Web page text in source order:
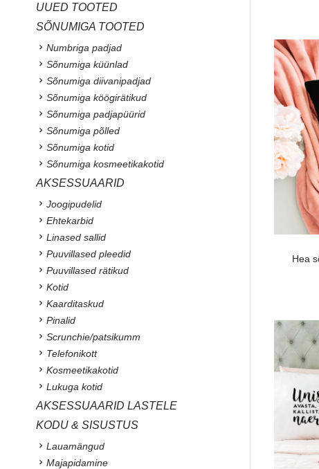
Hea
UUED TOOTED
SÕNUMIGA TOOTED
Numbriga padjad
Sõnumiga küünlad
Sõnumiga diivanipadjad
Sõnumiga köögirätikud
Sõnumiga padjapüürid
Sõnumiga põlled
Sõnumiga kotid
Sõnumiga kosmeetikakotid
AKSESSUAARID
Joogipudelid
Ehtekarbid
Linased sallid
Puuvillased pleedid
Puuvillased rätikud
Kotid
Kaarditaskud
Pinalid
Scrunchie/patsikumm
Telefonikott
Kosmeetikakotid
Lukuga kotid
AKSESSUAARID LASTELE
KODU & SISUSTUS
Lauamängud
Majapidamine